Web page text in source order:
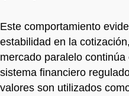
Este comportamiento
estabilidad en la
mercado paralelo
sistema financiero
valores son utilizados